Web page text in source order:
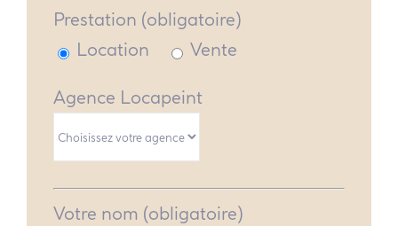
Prestation (obligatoire)
Location
Vente
Agence Locapeint
Votre nom (obligatoire)